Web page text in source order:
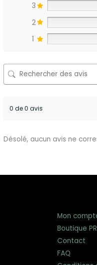
3
2
1
0 de 0 avis
Désolé, aucun avis ne
Mon
Boutique
Contact
FAQ